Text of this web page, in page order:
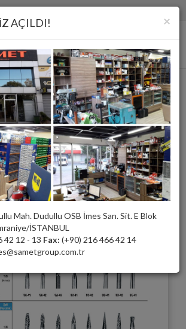
×
AÇILDI!
Mah. Dudullu OSB İmes San. Sit. E Blok
İSTANBUL
42 12 - 13 Fax: (+90) 216 466 42 14